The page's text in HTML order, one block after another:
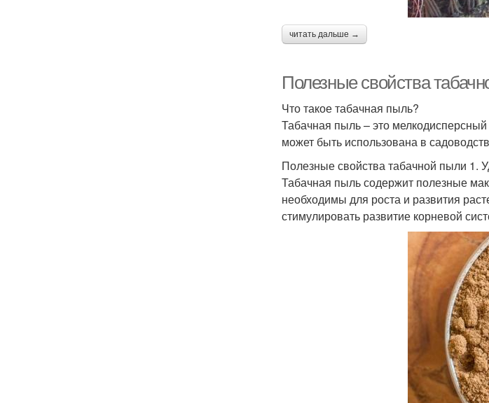
читать дальше →
Полезные свойства
Что такое табачная пыль?
Табачная пыль – это
может быть использована в
Полезные свойства табачной пыли 1.
Табачная пыль содержит полезные
необходимы для роста и развития
стимулировать развитие корневой